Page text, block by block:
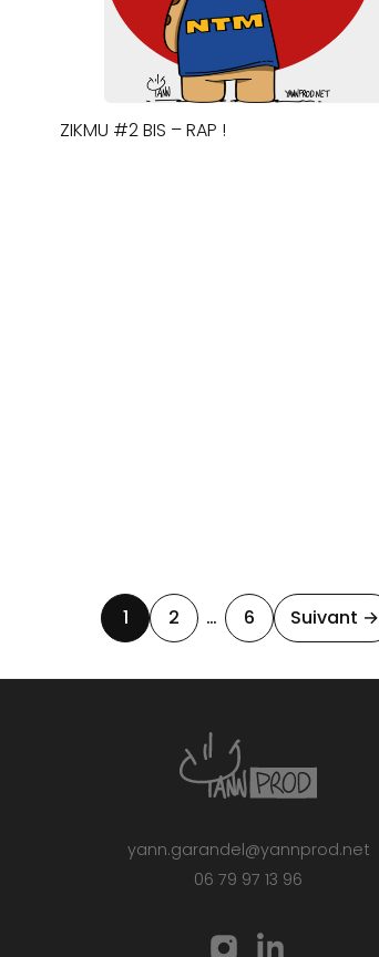
ZIKMU #2 BIS – RAP !
1 2 … 6 Suivant →
yann.garandel@yannprod.net
06 79 97 13 96